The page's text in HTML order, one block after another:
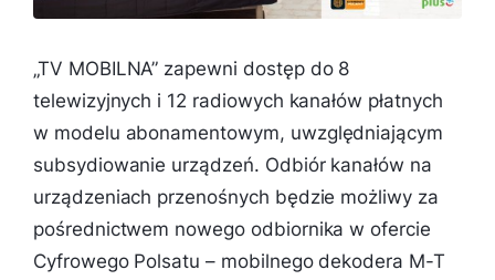
„TV MOBILNA” zapewni dostęp do 8
telewizyjnych i 12 radiowych kanałów płatnych
w modelu abonamentowym, uwzględniającym
subsydiowanie urządzeń. Odbiór kanałów na
urządzeniach przenośnych będzie możliwy za
pośrednictwem nowego odbiornika w ofercie
Cyfrowego Polsatu – mobilnego dekodera M-T